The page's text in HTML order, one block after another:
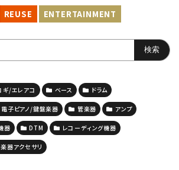
REUSE ENTERTAINMENT
ギ/エレアコ ベース ドラム
電子ピアノ/鍵盤楽器 管楽器 アンプ
器 DTM レコーディング機器
楽器アクセサリ